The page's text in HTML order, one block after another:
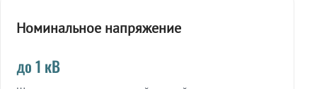
Номинальное напряжение
до 1 кВ